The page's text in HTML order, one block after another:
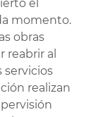
el
momento.
obras
reabrir al
servicios
realizan